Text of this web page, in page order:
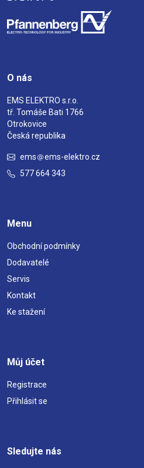
O nás
EMS ELEKTRO s.r.o.
tř. Tomáše Bati 1766
Otrokovice
Česká republika
ems
ems-elektro.cz
577 664 343
Menu
Obchodní podmínky
Dodavatelé
Servis
Kontakt
Ke stažení
Můj účet
Registrace
Přihlásit se
Sledujte nás